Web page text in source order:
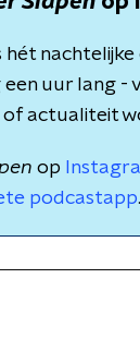
hét
uur lang -
actualiteit
op
podcastapp.